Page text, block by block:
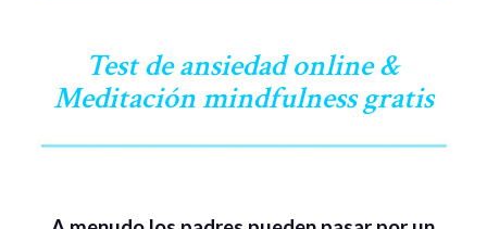
Test de ansiedad online &
Meditación mindfulness gratis